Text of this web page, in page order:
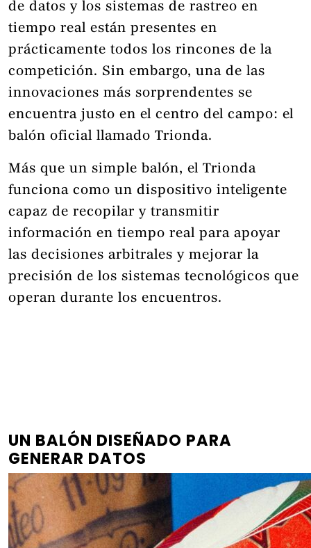
de datos y los sistemas de rastreo en
tiempo real están presentes en
prácticamente todos los rincones de la
competición. Sin embargo, una de las
innovaciones más sorprendentes se
encuentra justo en el centro del campo: el
balón oficial llamado Trionda.
Más que un simple balón, el Trionda
funciona como un dispositivo inteligente
capaz de recopilar y transmitir
información en tiempo real para apoyar
las decisiones arbitrales y mejorar la
precisión de los sistemas tecnológicos que
operan durante los encuentros.
UN BALÓN DISEÑADO PARA
GENERAR DATOS